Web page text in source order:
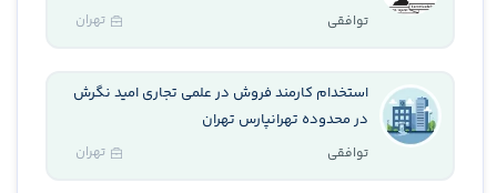
توافقی تهران
استخدام کارمند فروش در علمی تجاری امید نگرش
در محدوده تهرانپارس تهران
توافقی تهران